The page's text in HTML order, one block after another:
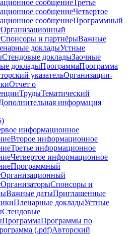
сообщениеТретье
сообщениеЧетвертое
сообщениеПрограммный
Организационный
Спонсоры и партнёрыВажные
докладыУстные
Стендовые докладыЗаочные
докладыПрограммаПрограмма
указательОрганизации-
Отчет о
ТрудыТематический
информация
информационное
Второе информационное
Третье информационное
Четвертое информационное
Программный
Организационный
ОрганизаторыСпонсоры и
Важные датыПриглашенные
Пленарные докладыУстные
Стендовые
ПрограммаПрограммы по
(.pdf)Авторский